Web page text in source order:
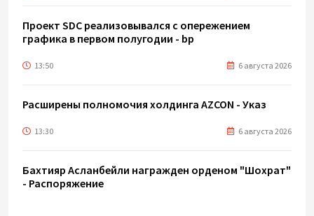
Проект SDC реализовывался с опережением
графика в первом полугодии - bp
13:50 6 августа 2026
Расширены полномочия холдинга AZCON - Указ
13:30 6 августа 2026
Бахтияр Асланбейли награжден орденом "Шохрат"
- Распоряжение